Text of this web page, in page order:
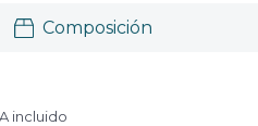
Composición
incluido